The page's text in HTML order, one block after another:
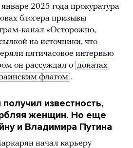
2025 года прокуратура
блогера призывы
канал «Осторожно,
на источники, что
пятичасовое интервью
он рассуждал о донатах
флагом .
известность,
женщин. Но еще
и Владимира Путина
начал карьеру